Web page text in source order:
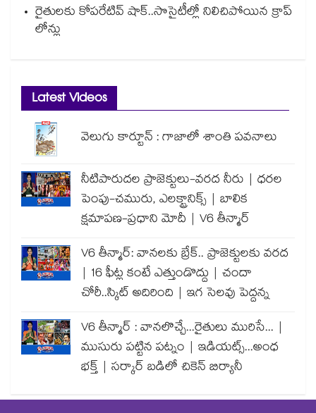
రైతులకు కోపరేటివ్ షాక్..సొసైటీల్లో నిలిచిపోయిన క్రాప్
లోన్లు
Latest Videos
వెలుగు కార్టూన్ : గాజాలో శాంతి పవనాలు
నీటిపారుదల ప్రాజెక్టులు-వరద నీరు | ధరల
పెంపు-చమురు, ఎలక్ట్రానిక్స్ | బాలిక
క్షమాపణ-ప్రధాని మోదీ | V6 తీన్మార్
V6 తీన్మార్: వానలకు బ్రేక్.. ప్రాజెక్టులకు వరద
| 16 ఫీట్ల కంటే ఎత్తుండొద్దు | చందా
చోరీ..స్కిట్ అదిరింది | ఇగ సెలవు పెద్దన్న
V6 తీన్మార్ : వానలొచ్చే...రైతులు మురిసే... |
ముసురు పట్టిన పట్నం | ఇడియట్స్...అంధ
భక్త్ | సర్కార్ బడిలో చికెన్ బిర్యానీ